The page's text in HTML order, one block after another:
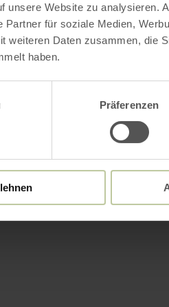
unsere Website zu analysieren.
Partner für soziale Medien,
weiteren Daten zusammen, die
haben.
Präferenzen